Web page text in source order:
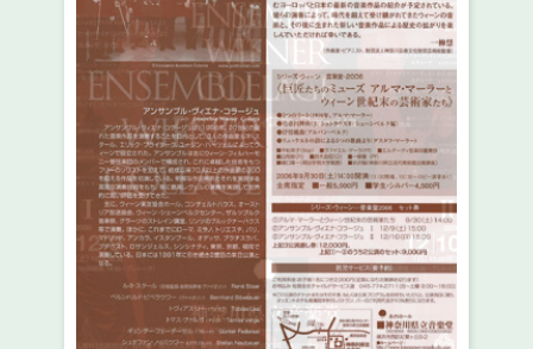
・ イベント一覧
・ イベントカレンダー
ご来場案内
・ 館内サービス・アクセシビリティ
・ フロアマップ
・ 交通案内
・ よくある質問
施設を借りる
・ 施設を借りる
・ 空き状況
・ 抽選対象日
音楽堂について
・ 音楽堂のご案内